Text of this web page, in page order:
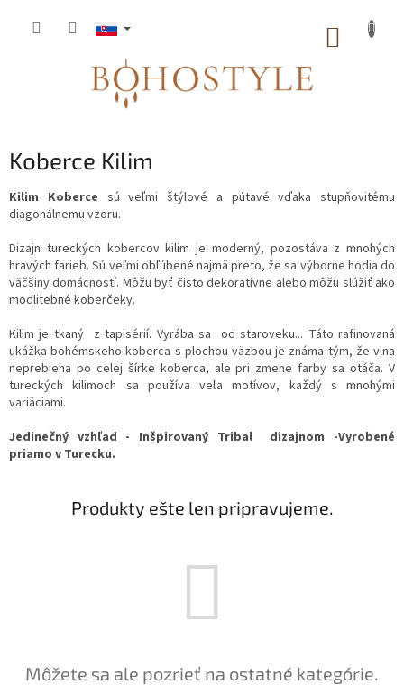
Koberce Kilim
Kilim Koberce sú veľmi štýlové a pútavé vďaka stupňovitému
diagonálnemu vzoru.
Dizajn tureckých kobercov kilim je moderný, pozostáva z mnohých
hravých farieb. Sú veľmi obľúbené najmä preto, že sa výborne hodia do
väčšiny domácností. Môžu byť čisto dekoratívne alebo môžu slúžiť ako
modlitebné koberčeky.
Kilim je tkaný z tapisérií. Vyrába sa od staroveku... Táto rafinovaná
ukážka bohémskeho koberca s plochou väzbou je známa tým, že vlna
neprebieha po celej šírke koberca, ale pri zmene farby sa otáča. V
tureckých kilimoch sa používa veľa motívov, každý s mnohými
variáciami.
Jedinečný vzhľad - Inšpirovaný Tribal dizajnom -Vyrobené
priamo v Turecku.
Produkty ešte len pripravujeme.
Môžete sa ale pozrieť na ostatné kategórie.